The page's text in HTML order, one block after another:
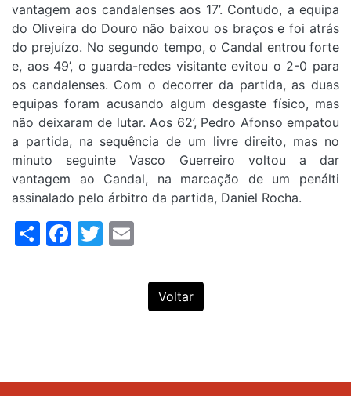
vantagem aos candalenses aos 17’. Contudo, a equipa
do Oliveira do Douro não baixou os braços e foi atrás
do prejuízo. No segundo tempo, o Candal entrou forte
e, aos 49’, o guarda-redes visitante evitou o 2-0 para
os candalenses. Com o decorrer da partida, as duas
equipas foram acusando algum desgaste físico, mas
não deixaram de lutar. Aos 62’, Pedro Afonso empatou
a partida, na sequência de um livre direito, mas no
minuto seguinte Vasco Guerreiro voltou a dar
vantagem ao Candal, na marcação de um penálti
assinalado pelo árbitro da partida, Daniel Rocha.
ShareFacebook
Twitter
Voltar